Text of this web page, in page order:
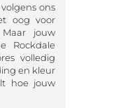
ons
oog voor
jouw
Rockdale
volledig
en kleur
hoe jouw